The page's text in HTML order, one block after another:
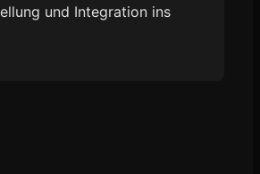
und Integration ins